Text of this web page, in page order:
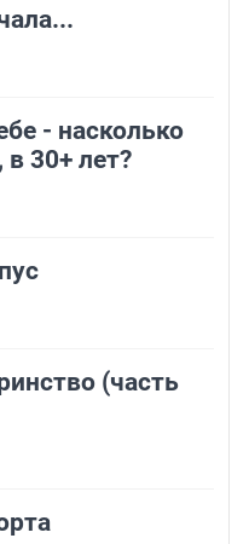
- насколько
30+ лет?
(часть